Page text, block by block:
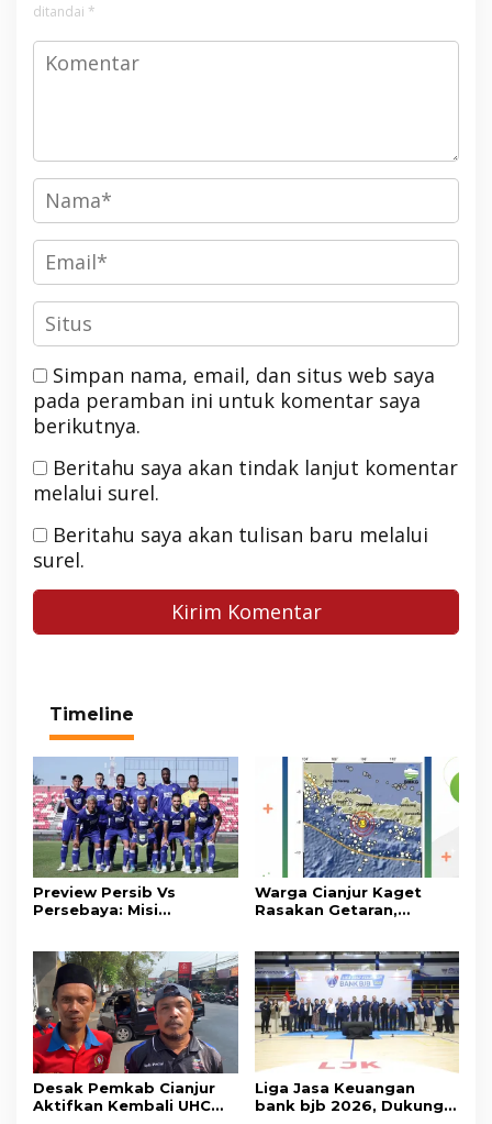
ditandai *
Simpan nama, email, dan situs web saya
pada peramban ini untuk komentar saya
berikutnya.
Beritahu saya akan tindak lanjut komentar
melalui surel.
Beritahu saya akan tulisan baru melalui
surel.
Timeline
Preview Persib Vs
Persebaya: Misi
Kedua
Warga Cianjur Kaget
Rasakan Getaran,
Pangandaran
Desak Pemkab Cianjur
Aktifkan Kembali UHC
Liga Jasa Keuangan
bank bjb 2026, Dukung